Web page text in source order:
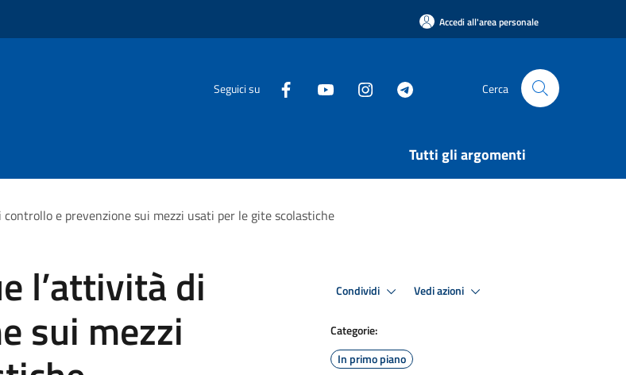
Accedi all'area personale
Seguici su Cerca
Tutti gli argomenti
e prevenzione sui mezzi usati per le gite scolastiche
l’attività di
sui mezzi
Condividi Vedi azioni
Categorie:
In primo piano